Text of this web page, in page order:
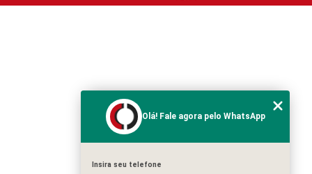
Olá! Fale agora pelo WhatsApp
Insira seu telefone